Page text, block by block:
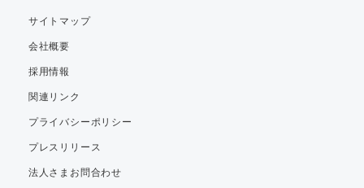
サイトマップ
会社概要
採用情報
関連リンク
プライバシーポリシー
プレスリリース
法人さまお問合わせ